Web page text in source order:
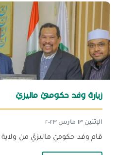
زيارة وفد حكوميّ ماليزيّ
الإثنين ١٣ مارس ٢٠٢٣
قام وفد حكوميّ ماليزيّ من ولاية